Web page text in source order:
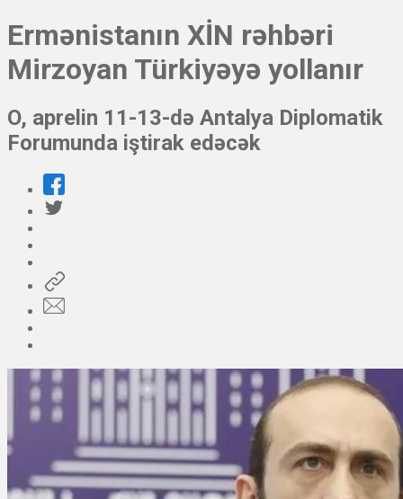
Ermənistanın XİN rəhbəri
Mirzoyan Türkiyəyə yollanır
O, aprelin 11-13-də Antalya Diplomatik
Forumunda iştirak edəcək